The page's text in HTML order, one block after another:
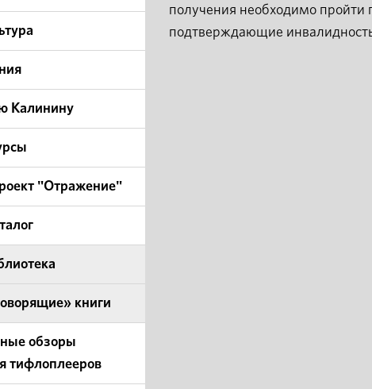
Калинину
"Отражение"
книги
обзоры
тифлоплееров
получения необходимо пройти
подтверждающие